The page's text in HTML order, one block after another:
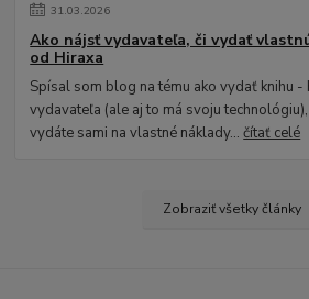
31.03.2026
Ako nájsť vydavateľa, či vydať
od Hiraxa
Spísal som blog na tému ako vydať knihu -
vydavateľa (ale aj to má svoju
vydáte sami na vlastné náklady...čítať celé
Zobraziť všetky články